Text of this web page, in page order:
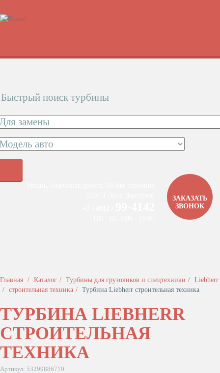
Быстрый поиск турбины
ЗАКАЗАТЬ
ЗВОНОК
Главная Каталог Турбины для грузовиков и спецтехники
Liebherr
строительная техника
Турбина Liebherr строительная техника
ТУРБИНА LIEBHERR
СТРОИТЕЛЬНАЯ
ТЕХНИКА
Артикул: 53299886719